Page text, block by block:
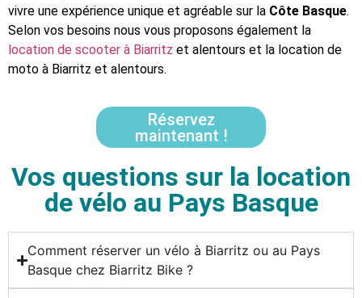
vivre une expérience unique et agréable sur la Côte Basque.
Selon vos besoins nous vous proposons également la
location de scooter à Biarritz et alentours et la location de
moto à Biarritz et alentours.
Réservez
maintenant !
Vos questions sur la location
de vélo au Pays Basque
Comment réserver un vélo à Biarritz ou au Pays
Basque chez Biarritz Bike ?